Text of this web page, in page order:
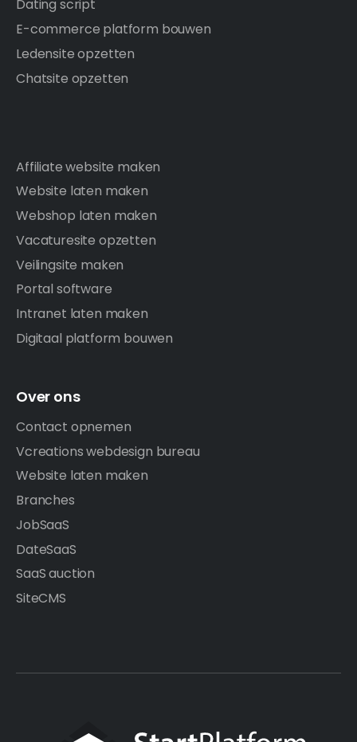
Dating script
E-commerce platform bouwen
Ledensite opzetten
Chatsite opzetten
Affiliate website maken
Website laten maken
Webshop laten maken
Vacaturesite opzetten
Veilingsite maken
Portal software
Intranet laten maken
Digitaal platform bouwen
Over ons
Contact opnemen
Vcreations webdesign bureau
Website laten maken
Branches
JobSaaS
DateSaaS
SaaS auction
SiteCMS